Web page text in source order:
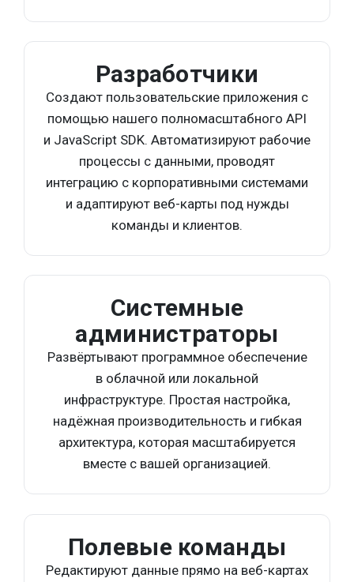
Разработчики
Создают пользовательские приложения с
помощью нашего полномасштабного API
и JavaScript SDK. Автоматизируют рабочие
процессы с данными, проводят
интеграцию с корпоративными системами
и адаптируют веб-карты под нужды
команды и клиентов.
Системные
администраторы
Развёртывают программное обеспечение
в облачной или локальной
инфраструктуре. Простая настройка,
надёжная производительность и гибкая
архитектура, которая масштабируется
вместе с вашей организацией.
Полевые команды
Редактируют данные прямо на веб-картах